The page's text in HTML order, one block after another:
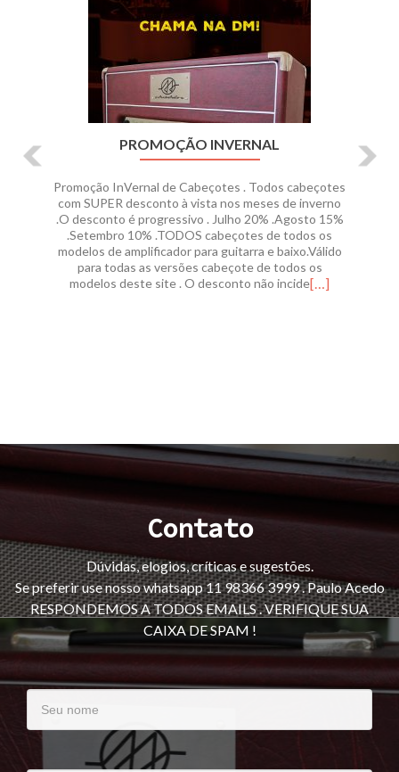
PROMOÇÃO INVERNAL
Promoção InVernal de Cabeçotes . Todos cabeçotes
com SUPER desconto à vista nos meses de inverno
.O desconto é progressivo . Julho 20% .Agosto 15%
.Setembro 10% .TODOS cabeçotes de todos os
modelos de amplificador para guitarra e baixo.Válido
para todas as versões cabeçote de todos os
modelos deste site . O desconto não incide[…]
Contato
Dúvidas, elogios, críticas e sugestões.
Se preferir use nosso whatsapp 11 98366 3999 . Paulo Acedo
RESPONDEMOS A TODOS EMAILS . VERIFIQUE SUA
CAIXA DE SPAM !